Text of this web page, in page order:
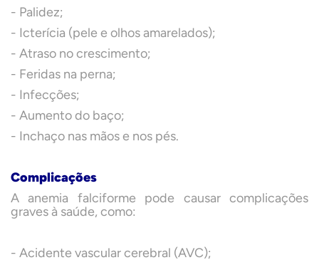
- Palidez;
- Icterícia (pele e olhos amarelados);
- Atraso no crescimento;
- Feridas na perna;
- Infecções;
- Aumento do baço;
- Inchaço nas mãos e nos pés.
Complicações
A anemia falciforme pode causar complicações
graves à saúde, como:
- Acidente vascular cerebral (AVC);